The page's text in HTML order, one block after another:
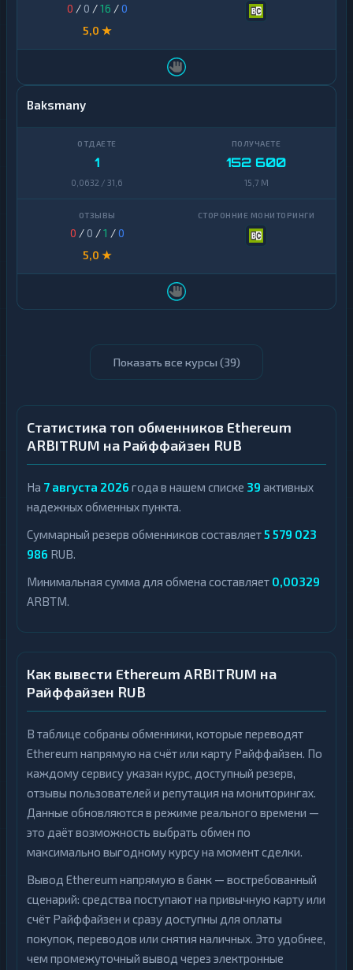
0 / 0 /16 /0
5,0 ★
Baksmany
1
0,0632 / 31,6
152 600
15,7 M
0 / 0 /1 /0
5,0 ★
Показать все курсы (39)
Статистика топ обменников Ethereum
ARBITRUM на Райффайзен RUB
На 7 августа 2026 года в нашем списке 39 активных
надежных обменных пункта.
Суммарный резерв обменников составляет5 579 023
986 RUB.
Минимальная сумма для обмена составляет 0,00329
ARBTM.
Как вывести Ethereum ARBITRUM на
Райффайзен RUB
В таблице собраны обменники, которые переводят
Ethereum напрямую на счёт или карту Райффайзен. По
каждому сервису указан курс, доступный резерв,
отзывы пользователей и репутация на мониторингах.
Данные обновляются в режиме реального времени —
это даёт возможность выбрать обмен по
максимально выгодному курсу на момент сделки.
Вывод Ethereum напрямую в банк — востребованный
сценарий: средства поступают на привычную карту или
счёт Райффайзен и сразу доступны для оплаты
покупок, переводов или снятия наличных. Это удобнее,
чем промежуточный вывод через электронные